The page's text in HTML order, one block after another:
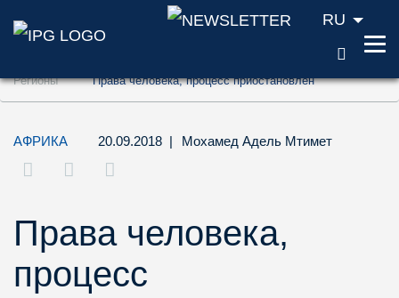
Перейти к содержанию (ключ доступа
Перейти к поиску (ключ доступа '2')
Перейти к навигации (ключ доступа '3')
RU
Регионы Права человека, процесс приостановлен
АФРИКА 20.09.2018 | Мохамед Адель Мтимет
Права человека,
процесс